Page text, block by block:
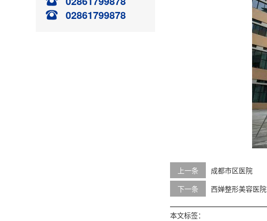
02861799878
上一条
成都市区医院
下一条
西婵整形美容医院
本文标签：